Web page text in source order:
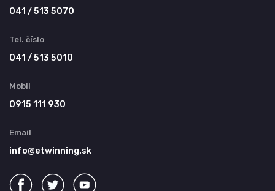
041 / 513 5070
Tel. číslo
041 / 513 5010
Mobil
0915 111 930
Email
info@etwinning.sk